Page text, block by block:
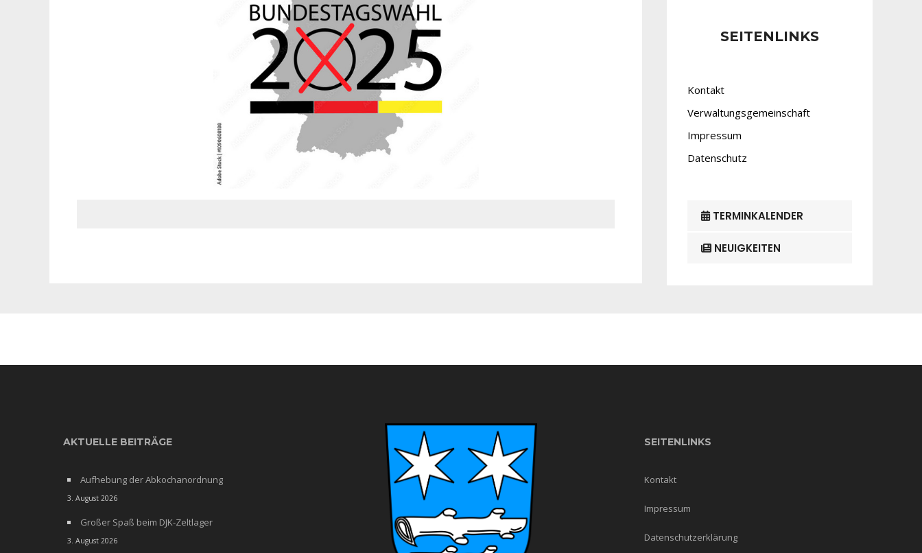
SEITENLINKS
Kontakt
Verwaltungsgemeinschaft
Impressum
Datenschutz
TERMINKALENDER
NEUIGKEITEN
AKTUELLE BEITRÄGE
Aufhebung der Abkochanordnung
3. August 2026
Großer Spaß beim DJK-Zeltlager
3. August 2026
SEITENLINKS
Kontakt
Impressum
Datenschutzerklärung